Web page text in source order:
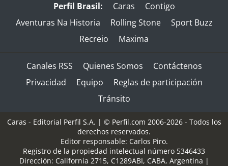
Perfil Brasil: Caras
Contigo
Aventuras Na Historia
Rolling Stone
Sport Buzz
Recreio
Maxima
Canales RSS Quienes Somos
Contáctenos
Privacidad
Equipo
Reglas de participación
Tránsito
Caras - Editorial Perfil S.A. | © Perfil.com 2006-2026 - Todos los
derechos reservados.
Editor responsable: Carlos Piro.
Registro de la propiedad intelectual número 5346433
Dirección: California 2715, C1289ABI, CABA, Argentina |